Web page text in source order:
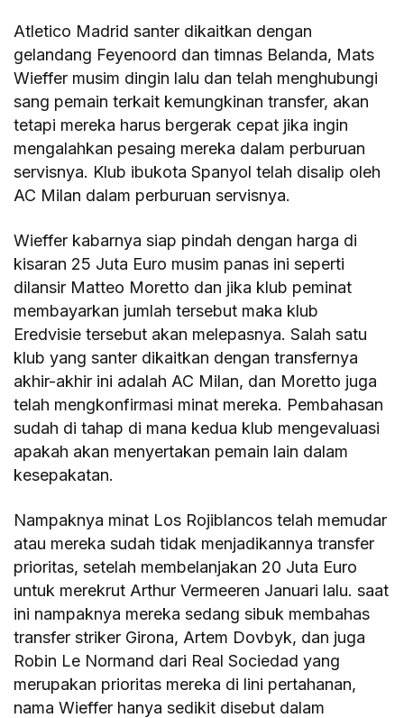
Atletico Madrid santer dikaitkan dengan
gelandang Feyenoord dan timnas Belanda, Mats
Wieffer musim dingin lalu dan telah menghubungi
sang pemain terkait kemungkinan transfer, akan
tetapi mereka harus bergerak cepat jika ingin
mengalahkan pesaing mereka dalam perburuan
servisnya. Klub ibukota Spanyol telah disalip oleh
AC Milan dalam perburuan servisnya.
Wieffer kabarnya siap pindah dengan harga di
kisaran 25 Juta Euro musim panas ini seperti
dilansir Matteo Moretto dan jika klub peminat
membayarkan jumlah tersebut maka klub
Eredvisie tersebut akan melepasnya. Salah satu
klub yang santer dikaitkan dengan transfernya
akhir-akhir ini adalah AC Milan, dan Moretto juga
telah mengkonfirmasi minat mereka. Pembahasan
sudah di tahap di mana kedua klub mengevaluasi
apakah akan menyertakan pemain lain dalam
kesepakatan.
Nampaknya minat Los Rojiblancos telah memudar
atau mereka sudah tidak menjadikannya transfer
prioritas, setelah membelanjakan 20 Juta Euro
untuk merekrut Arthur Vermeeren Januari lalu. saat
ini nampaknya mereka sedang sibuk membahas
transfer striker Girona, Artem Dovbyk, dan juga
Robin Le Normand dari Real Sociedad yang
merupakan prioritas mereka di lini pertahanan,
nama Wieffer hanya sedikit disebut dalam